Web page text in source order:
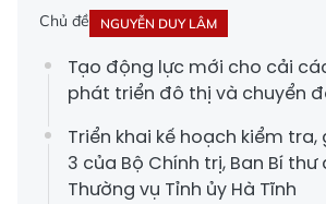
Chủ đề NGUYỄN DUY LÂM
Tạo động lực mới cho cải
phát triển đô thị và chuyển
Triển khai kế hoạch kiểm
3 của Bộ Chính trị, Ban Bí thư
Thường vụ Tỉnh ủy Hà Tĩnh